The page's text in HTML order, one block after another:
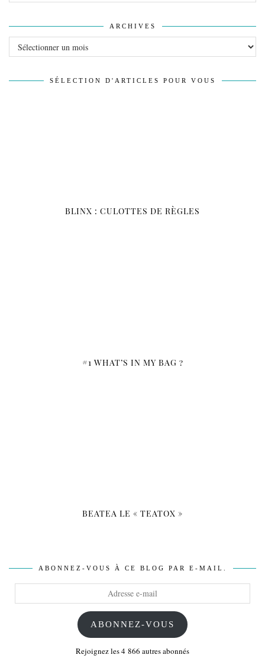
ARCHIVES
SÉLECTION D'ARTICLES POUR VOUS
BLINX : CULOTTES DE RÈGLES
#1 WHAT’S IN MY BAG ?
BEATEA LE « TEATOX »
ABONNEZ-VOUS À CE BLOG PAR E-MAIL.
ABONNEZ-VOUS
Rejoignez les 4 866 autres abonnés